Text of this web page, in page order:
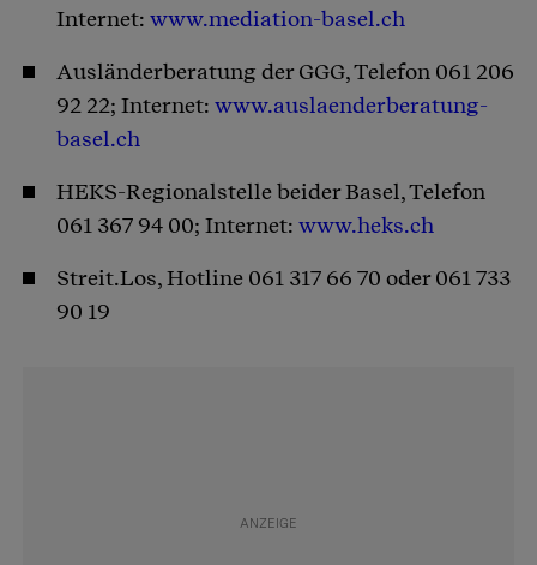
Internet: www.mediation-basel.ch
Ausländerberatung der GGG, Telefon 061 206
92 22; Internet: www.auslaenderberatung-
basel.ch
HEKS-Regionalstelle beider Basel, Telefon
061 367 94 00; Internet: www.heks.ch
Streit.Los, Hotline 061 317 66 70 oder 061 733
90 19